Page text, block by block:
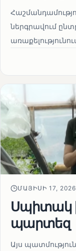
ներգրավում
ՄԱՅԻՍԻ 17, 2026
Սպիտակ
պարտեզ
Այս